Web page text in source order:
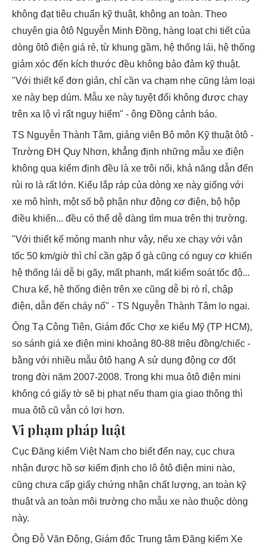
không đạt tiêu chuẩn kỹ thuật, không an toàn. Theo
chuyên gia ôtô Nguyễn Minh Đồng, hàng loạt chi tiết của
dòng ôtô điện giá rẻ, từ khung gầm, hệ thống lái, hệ thống
giảm xóc đến kích thước đều không bảo đảm kỹ thuật.
"Với thiết kế đơn giản, chỉ cần va chạm nhẹ cũng làm loại
xe này bẹp dúm. Mẫu xe này tuyệt đối không được chạy
trên xa lộ vì rất nguy hiểm" - ông Đồng cảnh báo.
TS Nguyễn Thành Tâm, giảng viên Bộ môn Kỹ thuật ôtô -
Trường ĐH Quy Nhơn, khẳng định những mẫu xe điện
không qua kiểm định đều là xe trôi nổi, khả năng dẫn đến
rủi ro là rất lớn. Kiểu lắp ráp của dòng xe này giống với
xe mô hình, một số bộ phận như động cơ điện, bộ hộp
điều khiển... đều có thể dễ dàng tìm mua trên thị trường.
"Với thiết kế mỏng manh như vậy, nếu xe chạy với vận
tốc 50 km/giờ thì chỉ cần gặp ổ gà cũng có nguy cơ khiến
hệ thống lái dễ bị gãy, mất phanh, mất kiểm soát tốc độ...
Chưa kể, hệ thống điện trên xe cũng dễ bị rò rỉ, chập
điện, dẫn đến cháy nổ" - TS Nguyễn Thành Tâm lo ngại.
Ông Tạ Công Tiên, Giám đốc Chợ xe kiểu Mỹ (TP HCM),
so sánh giá xe điện mini khoảng 80-88 triệu đồng/chiếc -
bằng với nhiều mẫu ôtô hạng A sử dụng động cơ đốt
trong đời năm 2007-2008. Trong khi mua ôtô điện mini
không có giấy tờ sẽ bị phạt nếu tham gia giao thông thì
mua ôtô cũ vẫn có lợi hơn.
Vi phạm pháp luật
Cục Đăng kiểm Việt Nam cho biết đến nay, cục chưa
nhận được hồ sơ kiểm định cho lô ôtô điện mini nào,
cũng chưa cấp giấy chứng nhận chất lượng, an toàn kỹ
thuật và an toàn môi trường cho mẫu xe nào thuộc dòng
này.
Ông Đỗ Văn Đông, Giám đốc Trung tâm Đăng kiểm Xe